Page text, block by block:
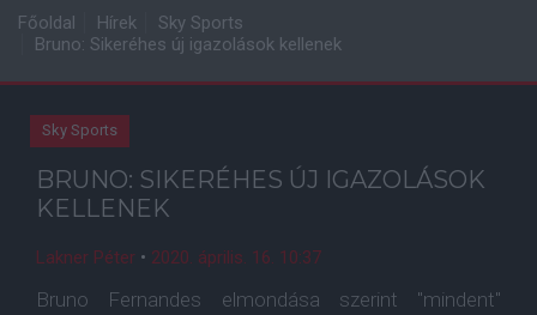
Főoldal Hírek
Sky Sports
Bruno: Sikeréhes új igazolások kellenek
Sky Sports
BRUNO: SIKERÉHES ÚJ IGAZOLÁSOK
KELLENEK
Lakner Péter • 2020. április. 16. 10:37
Bruno Fernandes elmondása szerint "mindent"